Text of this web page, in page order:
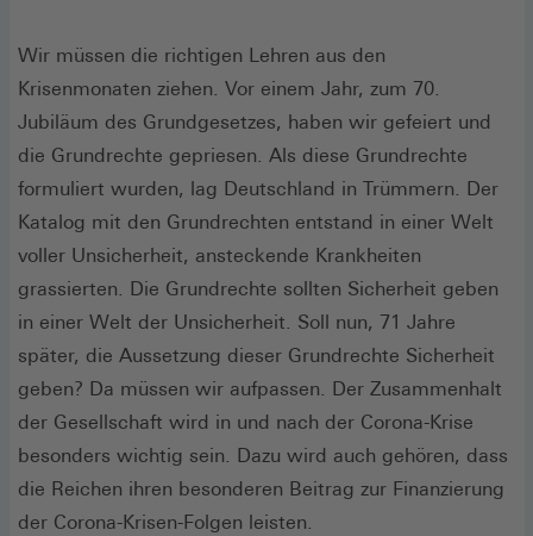
Wir müssen die richtigen Lehren aus den
Krisenmonaten ziehen. Vor einem Jahr, zum 70.
Jubiläum des Grundgesetzes, haben wir gefeiert und
die Grundrechte gepriesen. Als diese Grundrechte
formuliert wurden, lag Deutschland in Trümmern. Der
Katalog mit den Grundrechten entstand in einer Welt
voller Unsicherheit, ansteckende Krankheiten
grassierten. Die Grundrechte sollten Sicherheit geben
in einer Welt der Unsicherheit. Soll nun, 71 Jahre
später, die Aussetzung dieser Grundrechte Sicherheit
geben? Da müssen wir aufpassen. Der Zusammenhalt
der Gesellschaft wird in und nach der Corona-Krise
besonders wichtig sein. Dazu wird auch gehören, dass
die Reichen ihren besonderen Beitrag zur Finanzierung
der Corona-Krisen-Folgen leisten.